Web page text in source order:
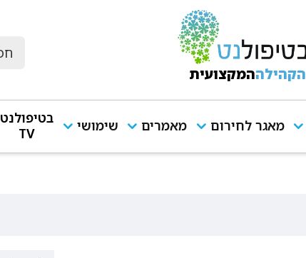
הקהילההמקצועית
מאגר לחירום מאמרים שימושי
בטיפולנט
TV